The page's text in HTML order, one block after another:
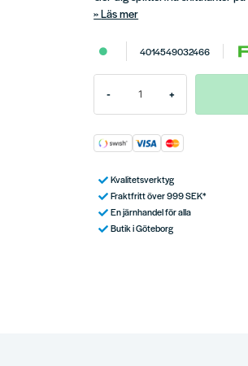
Läs mer
4014549032466
- +
Kvalitetsverktyg
Fraktfritt över 999 SEK*
En järnhandel för alla
Butik i Göteborg